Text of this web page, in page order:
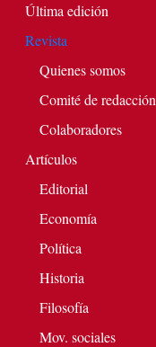
Última edición
Revista
Quienes somos
Comité de redacción
Colaboradores
Artículos
Editorial
Economía
Política
Historia
Filosofía
Mov. sociales